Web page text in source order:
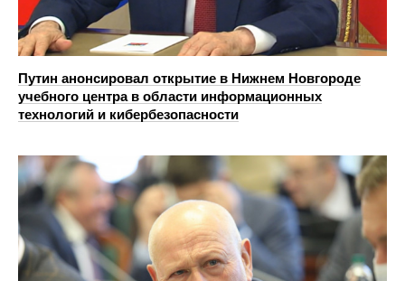
Путин анонсировал открытие в Нижнем Новгороде
учебного центра в области информационных
технологий и кибербезопасности